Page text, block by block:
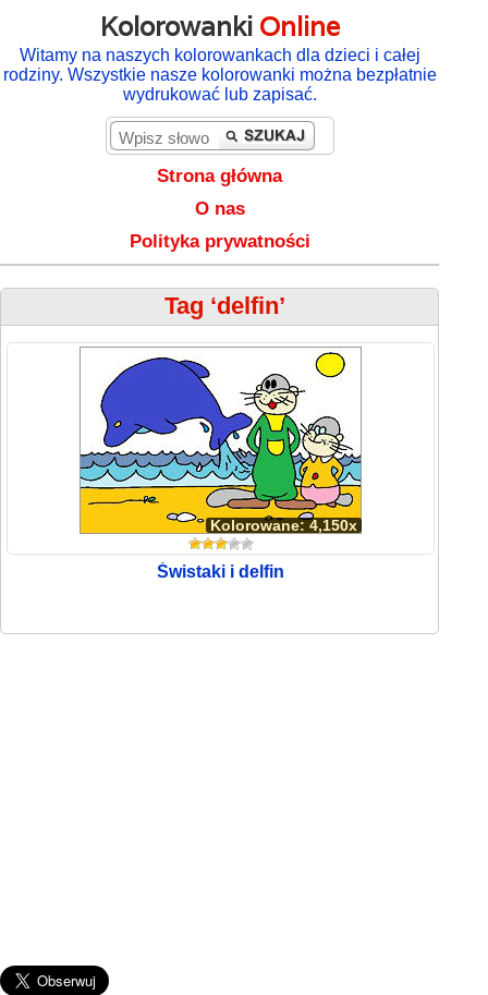
Kolorowanki Online
Witamy na naszych kolorowankach dla dzieci i całej
rodziny. Wszystkie nasze kolorowanki można bezpłatnie
wydrukować lub zapisać.
Strona główna
O nas
Polityka prywatności
Tag ‘delfin’
Kolorowane: 4,150x
Świstaki i delfin